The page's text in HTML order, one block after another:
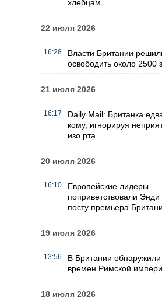
хлебцам
22 июля 2026
16:28
Власти Британии
освободить около 2500
21 июля 2026
16:17
Daily Mail: Британка
кому, игнорируя
изо рта
20 июля 2026
16:10
Европейские лидеры
поприветствовали
посту премьера
19 июля 2026
13:56
В Британии
времен Римской
18 июля 2026